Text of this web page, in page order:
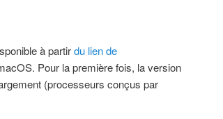
à partirdu lien de
Pour la première fois, la version
(processeurs conçus par